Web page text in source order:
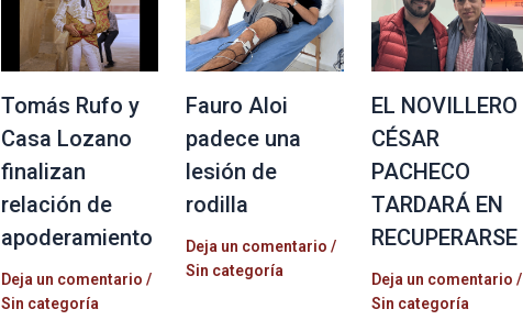
Tomás Rufo y
Casa Lozano
finalizan
relación de
apoderamiento
Deja un comentario /
Sin categoría
Fauro Aloi
padece una
lesión de
rodilla
Deja un comentario /
Sin categoría
EL NOVILLERO
CÉSAR
PACHECO
TARDARÁ EN
RECUPERARSE
Deja un comentario /
Sin categoría